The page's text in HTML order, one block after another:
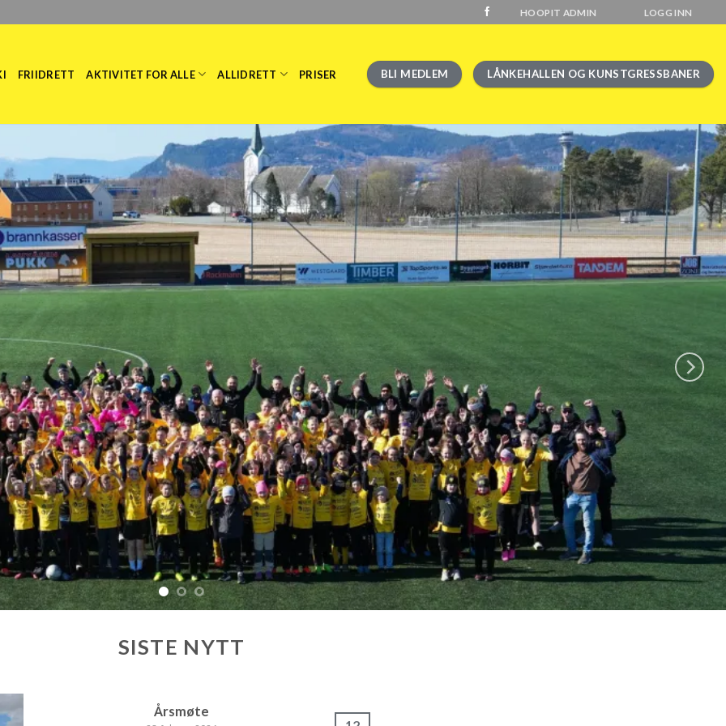
HOOPIT ADMIN LOGG INN
FRIIDRETT AKTIVITET FOR ALLE ALLIDRETT PRISER BLI MEDLEM LÅNKEHALLEN OG KUNSTGRESSBANER
SISTE NYTT
Årsmøte